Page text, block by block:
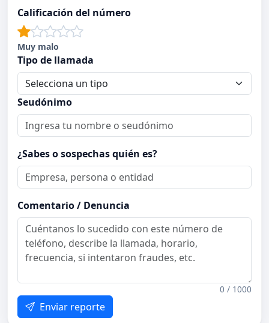
Calificación del número
Muy malo
Tipo de llamada
Seudónimo
¿Sabes o sospechas quién es?
Comentario / Denuncia
0 / 1000
Enviar reporte